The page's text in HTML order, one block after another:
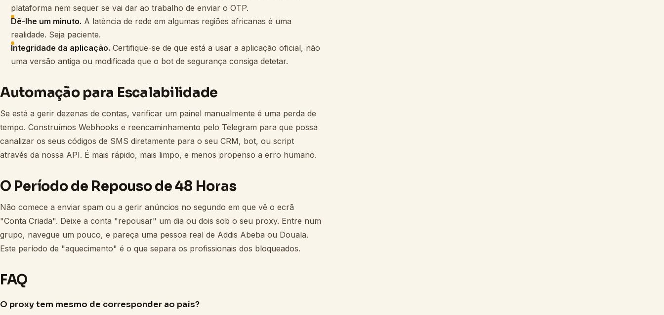
plataforma nem sequer se vai dar ao trabalho de enviar o OTP.
Dê-lhe um minuto. A latência de rede em algumas regiões africanas é uma
realidade. Seja paciente.
Integridade da aplicação. Certifique-se de que está a usar a aplicação oficial, não
uma versão antiga ou modificada que o bot de segurança consiga detetar.
Automação para Escalabilidade
Se está a gerir dezenas de contas, verificar um painel manualmente é uma perda de
tempo. Construímos Webhooks e reencaminhamento pelo Telegram para que possa
canalizar os seus códigos de SMS diretamente para o seu CRM, bot, ou script
através da nossa API. É mais rápido, mais limpo, e menos propenso a erro humano.
O Período de Repouso de 48 Horas
Não comece a enviar spam ou a gerir anúncios no segundo em que vê o ecrã
"Conta Criada". Deixe a conta "repousar" um dia ou dois sob o seu proxy. Entre num
grupo, navegue um pouco, e pareça uma pessoa real de Addis Abeba ou Douala.
Este período de "aquecimento" é o que separa os profissionais dos bloqueados.
FAQ
O proxy tem mesmo de corresponder ao país?